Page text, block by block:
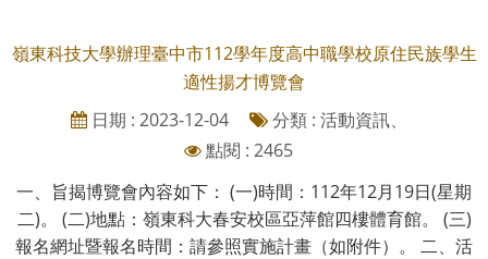
嶺東科技大學辦理臺中市112學年度高中職學校原住民族學生
適性揚才博覽會
日期 : 2023-12-04
分類 : 活動資訊、
點閱 : 2465
一、旨揭博覽會內容如下： (一)時間：112年12月19日(星期
二)。 (二)地點：嶺東科大春安校區亞萍館四樓體育館。 (三)
報名網址暨報名時間：請參照實施計畫（如附件）。 二、活